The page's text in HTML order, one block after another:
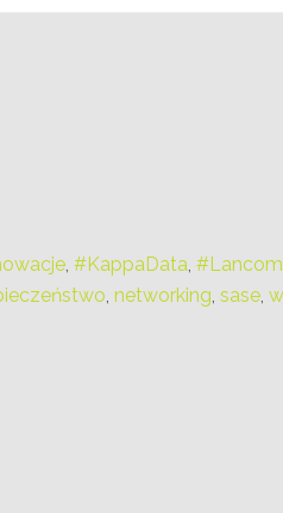
, #KappaData,
, networking, sase,